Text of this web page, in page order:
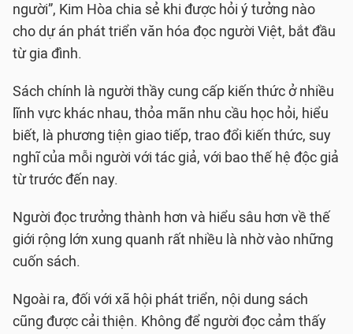
người”, Kim Hòa chia sẻ khi được hỏi ý tưởng nào
cho dự án phát triển văn hóa đọc người Việt, bắt đầu
từ gia đình.
Sách chính là người thầy cung cấp kiến thức ở nhiều
lĩnh vực khác nhau, thỏa mãn nhu cầu học hỏi, hiểu
biết, là phương tiện giao tiếp, trao đổi kiến thức, suy
nghĩ của mỗi người với tác giả, với bao thế hệ độc giả
từ trước đến nay.
Người đọc trưởng thành hơn và hiểu sâu hơn về thế
giới rộng lớn xung quanh rất nhiều là nhờ vào những
cuốn sách.
Ngoài ra, đối với xã hội phát triển, nội dung sách
cũng được cải thiện. Không để người đọc cảm thấy